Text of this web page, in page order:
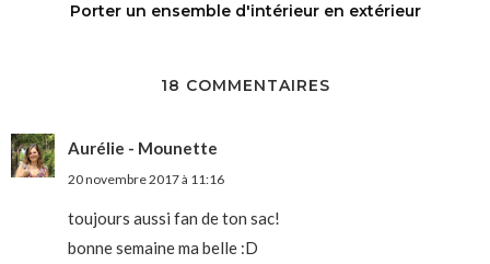
Porter un ensemble d'intérieur en extérieur
18 COMMENTAIRES
Aurélie - Mounette
20 novembre 2017 à 11:16
toujours aussi fan de ton sac!
bonne semaine ma belle :D